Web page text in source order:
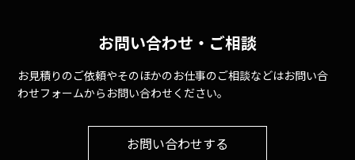
お問い合わせ・ご相談
お見積りのご依頼やそのほかのお仕事のご相談などはお問い合
わせフォームからお問い合わせください。
お問い合わせする